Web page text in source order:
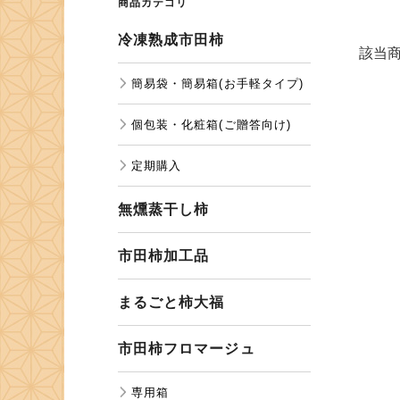
該当
冷凍熟成市田柿
簡易袋・簡易箱(お手軽タイプ)
個包装・化粧箱(ご贈答向け)
定期購入
無燻蒸干し柿
市田柿加工品
まるごと柿大福
市田柿フロマージュ
専用箱